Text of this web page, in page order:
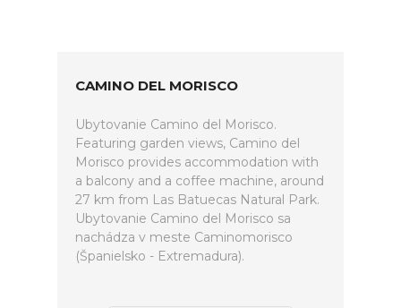
CAMINO DEL MORISCO
Ubytovanie Camino del Morisco.
Featuring garden views, Camino del
Morisco provides accommodation with
a balcony and a coffee machine, around
27 km from Las Batuecas Natural Park.
Ubytovanie Camino del Morisco sa
nachádza v meste Caminomorisco
(Španielsko - Extremadura).